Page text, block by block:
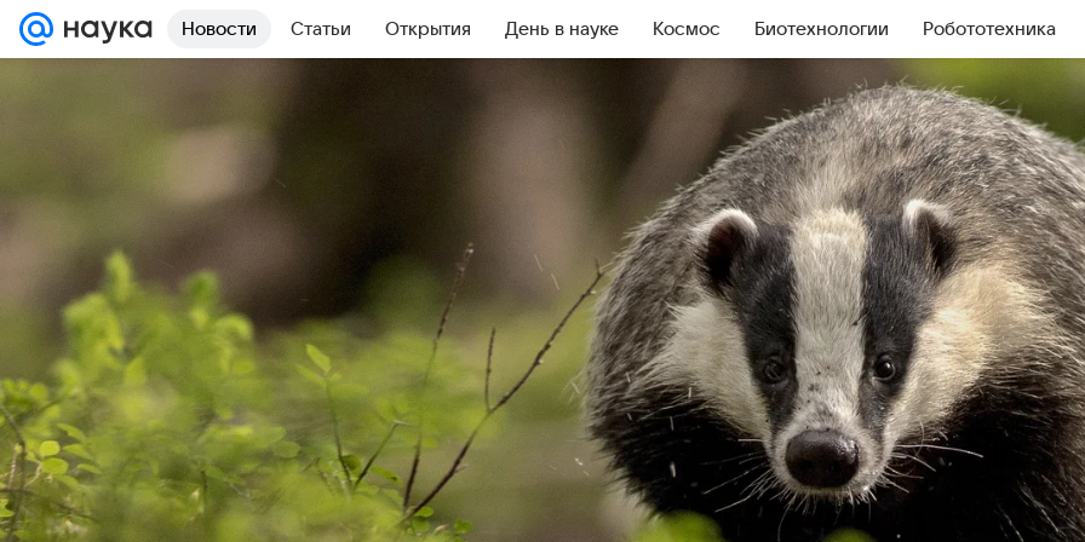
Новости Статьи Открытия День в науке Космос Биотехнологии Робототехника